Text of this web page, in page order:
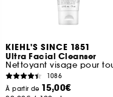
KIEHL'S SINCE 1851
Ultra Facial Cleanser
1086
À partir de 15,00€